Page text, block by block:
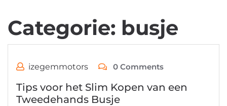
Categorie: busje
izegemmotors 0 Comments
Tips voor het Slim Kopen van een
Tweedehands Busje